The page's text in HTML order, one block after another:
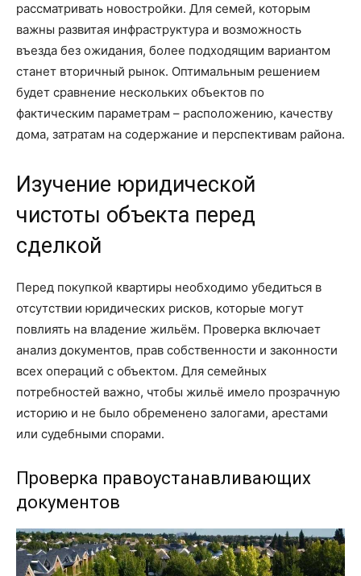
рассматривать новостройки. Для семей, которым
важны развитая инфраструктура и возможность
въезда без ожидания, более подходящим вариантом
станет вторичный рынок. Оптимальным решением
будет сравнение нескольких объектов по
фактическим параметрам – расположению, качеству
дома, затратам на содержание и перспективам района.
Изучение юридической
чистоты объекта перед
сделкой
Перед покупкой квартиры необходимо убедиться в
отсутствии юридических рисков, которые могут
повлиять на владение жильём. Проверка включает
анализ документов, прав собственности и законности
всех операций с объектом. Для семейных
потребностей важно, чтобы жильё имело прозрачную
историю и не было обременено залогами, арестами
или судебными спорами.
Проверка правоустанавливающих
документов